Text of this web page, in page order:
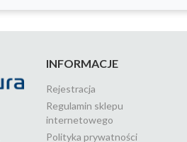
INFORMACJE
Rejestracja
Regulamin sklepu
internetowego
Polityka prywatności